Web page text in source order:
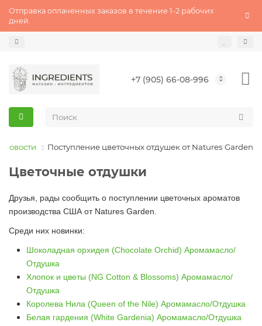
Отправка оплаченных заказов в течение 1-2 рабочих
дней.
+7 (905) 66-08-996
новости Поступление цветочных отдушек от Natures Garden
Цветочные отдушки
Друзья, рады сообщить о поступлении цветочных ароматов
производства США от Natures Garden.
Среди них новинки:
Шоколадная орхидея (Chocolate Orchid) Аромамасло/
Отдушка
Хлопок и цветы (NG Cotton & Blossoms) Аромамасло/
Отдушка
Королева Нила (Queen of the Nile) Аромамасло/Отдушка
Белая гардения (White Gardenia) Аромамасло/Отдушка